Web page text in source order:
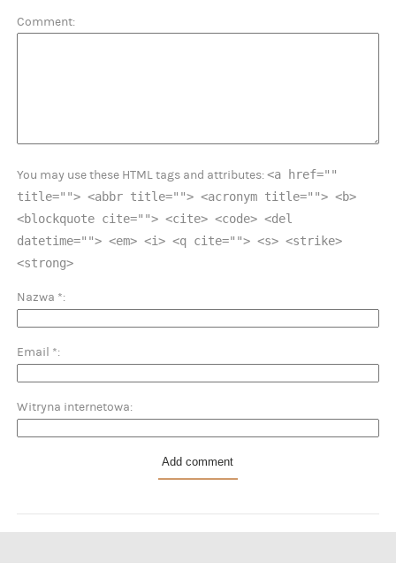
Comment
You may use these HTML tags and attributes:<a href=""
title=""> <abbr title=""> <acronym title=""> <b>
<blockquote cite=""> <cite> <code> <del
datetime=""> <em> <i> <q cite=""> <s> <strike>
<strong>
Nazwa *
Email *
Witryna internetowa